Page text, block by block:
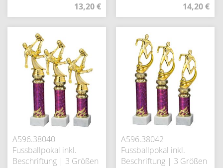
13,20 €
14,20 €
A596.38040
Fussballpokal inkl.
Beschriftung | 3 Größen
A596.38042
Fussballpokal inkl.
Beschriftung | 3 Größen